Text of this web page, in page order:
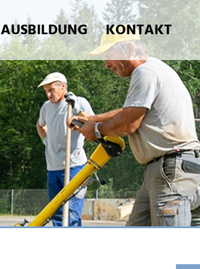
AUSBILDUNG KONTAKT